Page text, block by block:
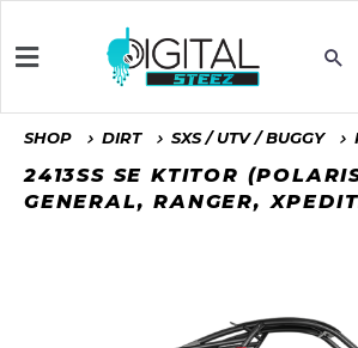
SHOP DIRT SXS / UTV / BUGGY
2413SS SE KTITOR
GENERAL, RANGER,